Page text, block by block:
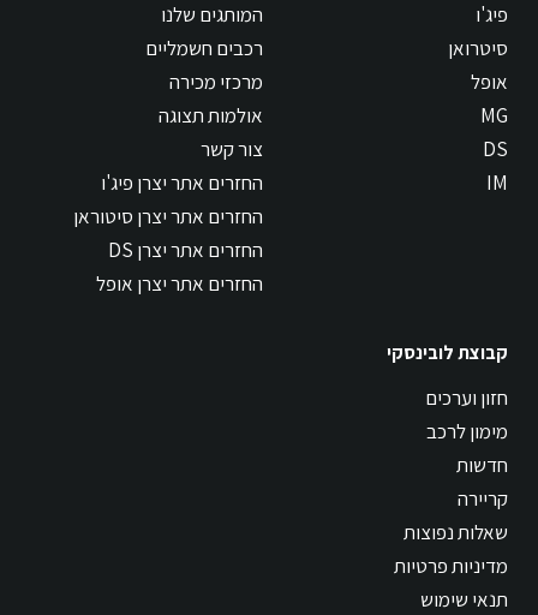
פיג'ו
סיטרואן
אופל
MG
DS
IM
המותגים שלנו
רכבים חשמליים
מרכזי מכירה
אולמות תצוגה
צור קשר
החזרים אתר יצרן פיג'ו
החזרים אתר יצרן סיטוראן
החזרים אתר יצרן DS
החזרים אתר יצרן אופל
קבוצת לובינסקי
חזון וערכים
מימון לרכב
חדשות
קריירה
שאלות נפוצות
מדיניות פרטיות
תנאי שימוש